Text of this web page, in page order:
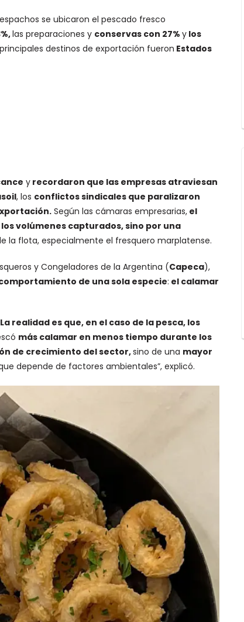
se ubicaron el pescado fresco
las preparaciones y conservas con 27% ylos
destinos de exportación fueron Estados
yrecordaron que las empresas atraviesan
, los conflictos sindicales que paralizaron
Según las cámaras empresarias,el
volúmenes capturados, sino por una
la flota, especialmente el fresquero marplatense.
y Congeladores de la Argentina (Capeca),
de una sola especie: el calamar
La realidad es que, en el caso de la pesca, los
más calamar en menos tiempo durante los
de crecimiento del sector,sino de una mayor
depende de factores ambientales”, explicó.